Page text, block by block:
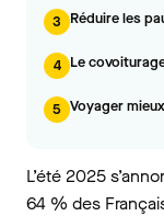
3 Réduire les
4 Le
5 Voyager
L’été 2025
64 % des